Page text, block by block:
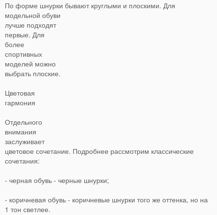
По форме шнурки бывают круглыми и плоскими. Для
модельной обуви
лучше подходят
первые. Для
более
спортивных
моделей можно
выбрать плоские.
Цветовая
гармония
Отдельного
внимания
заслуживает
цветовое сочетание. Подробнее рассмотрим классические
сочетания:
- черная обувь - черные шнурки;
- коричневая обувь - коричневые шнурки того же оттенка, но на
1 тон светлее.